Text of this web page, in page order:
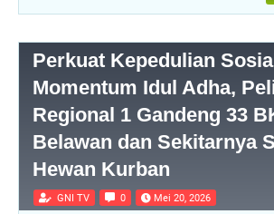
Perkuat Kepedulian
Momentum Idul Adha,
Regional 1 Gandeng 33
Belawan dan Sekitarnya
Hewan Kurban
GNI TV 0 Mei 20, 2026